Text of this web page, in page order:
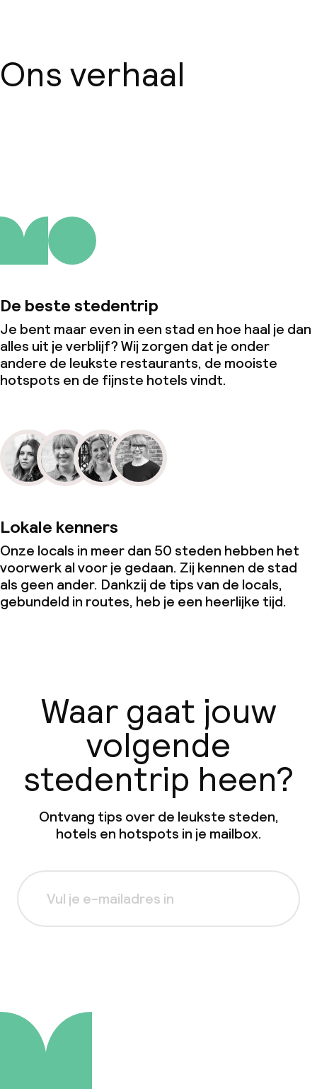
Ons verhaal
De beste stedentrip
Je bent maar even in een stad en hoe haal je dan
alles uit je verblijf? Wij zorgen dat je onder
andere de leukste restaurants, de mooiste
hotspots en de fijnste hotels vindt.
Lokale kenners
Onze locals in meer dan 50 steden hebben het
voorwerk al voor je gedaan. Zij kennen de stad
als geen ander. Dankzij de tips van de locals,
gebundeld in routes, heb je een heerlijke tijd.
Waar gaat jouw
volgende
stedentrip heen?
Ontvang tips over de leukste steden,
hotels en hotspots in je mailbox.